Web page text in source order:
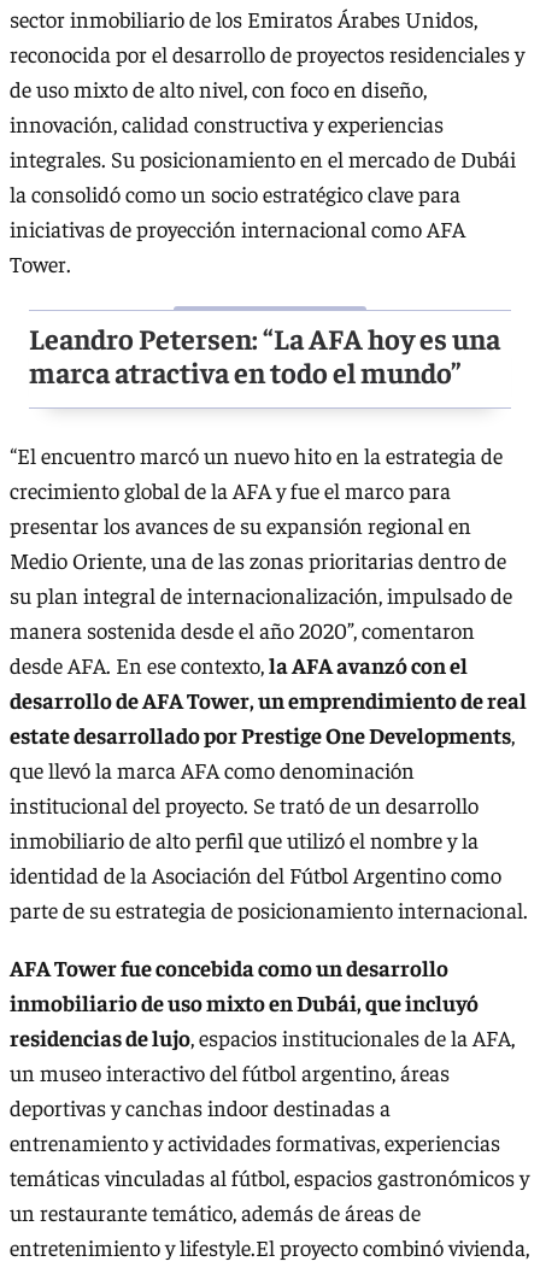
sector inmobiliario de los Emiratos Árabes Unidos,
reconocida por el desarrollo de proyectos residenciales y
de uso mixto de alto nivel, con foco en diseño,
innovación, calidad constructiva y experiencias
integrales. Su posicionamiento en el mercado de Dubái
la consolidó como un socio estratégico clave para
iniciativas de proyección internacional como AFA
Tower.
Leandro Petersen: “La AFA hoy es una
marca atractiva en todo el mundo”
“El encuentro marcó un nuevo hito en la estrategia de
crecimiento global de la AFA y fue el marco para
presentar los avances de su expansión regional en
Medio Oriente, una de las zonas prioritarias dentro de
su plan integral de internacionalización, impulsado de
manera sostenida desde el año 2020”, comentaron
desde AFA. En ese contexto,la AFA avanzó con el
desarrollo de AFA Tower, un emprendimiento de real
estate desarrollado por Prestige One Developments,
que llevó la marca AFA como denominación
institucional del proyecto. Se trató de un desarrollo
inmobiliario de alto perfil que utilizó el nombre y la
identidad de la Asociación del Fútbol Argentino como
parte de su estrategia de posicionamiento internacional.
AFA Tower fue concebida como un desarrollo
inmobiliario de uso mixto en Dubái, que incluyó
residencias de lujo, espacios institucionales de la AFA,
un museo interactivo del fútbol argentino, áreas
deportivas y canchas indoor destinadas a
entrenamiento y actividades formativas, experiencias
temáticas vinculadas al fútbol, espacios gastronómicos y
un restaurante temático, además de áreas de
entretenimiento y lifestyle.El proyecto combinó vivienda,